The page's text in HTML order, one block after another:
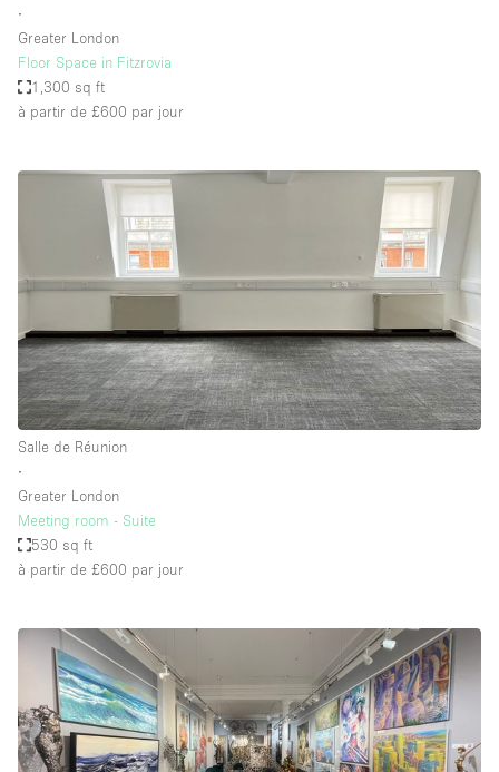
∙
Greater London
Floor Space in Fitzrovia
1,300 sq ft
à partir de £600 par jour
Salle de Réunion
∙
Greater London
Meeting room - Suite
530 sq ft
à partir de £600 par jour